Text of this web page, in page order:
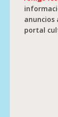
anuncios
portal